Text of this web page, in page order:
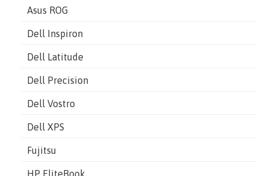
Asus ROG
Dell Inspiron
Dell Latitude
Dell Precision
Dell Vostro
Dell XPS
Fujitsu
HP EliteBook